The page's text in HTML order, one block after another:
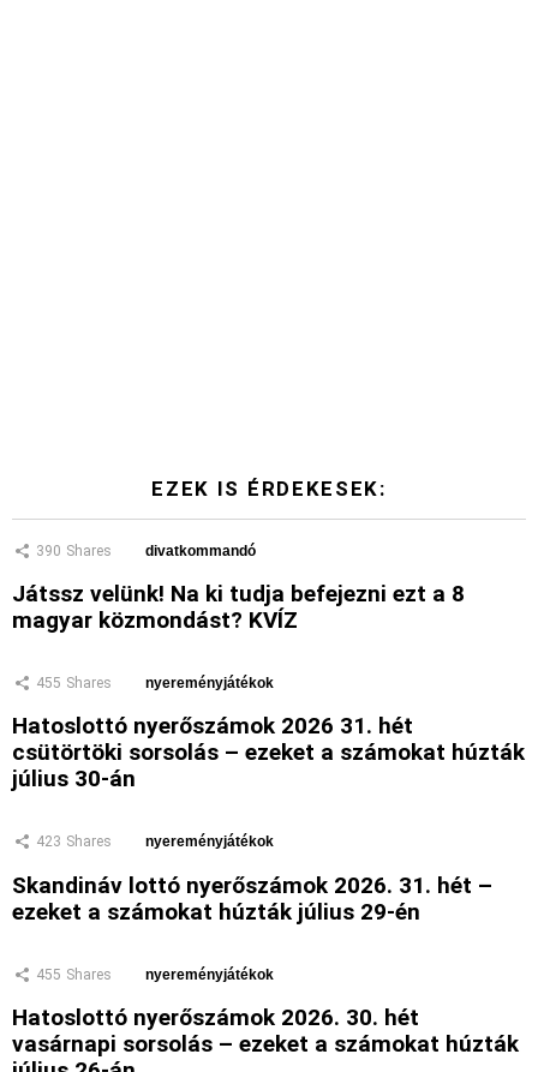
EZEK IS ÉRDEKESEK:
390 Shares divatkommandó
Játssz velünk! Na ki tudja befejezni ezt a 8
magyar közmondást? KVÍZ
455 Shares nyereményjátékok
Hatoslottó nyerőszámok 2026 31. hét
csütörtöki sorsolás – ezeket a számokat húzták
július 30-án
423 Shares nyereményjátékok
Skandináv lottó nyerőszámok 2026. 31. hét –
ezeket a számokat húzták július 29-én
455 Shares nyereményjátékok
Hatoslottó nyerőszámok 2026. 30. hét
vasárnapi sorsolás – ezeket a számokat húzták